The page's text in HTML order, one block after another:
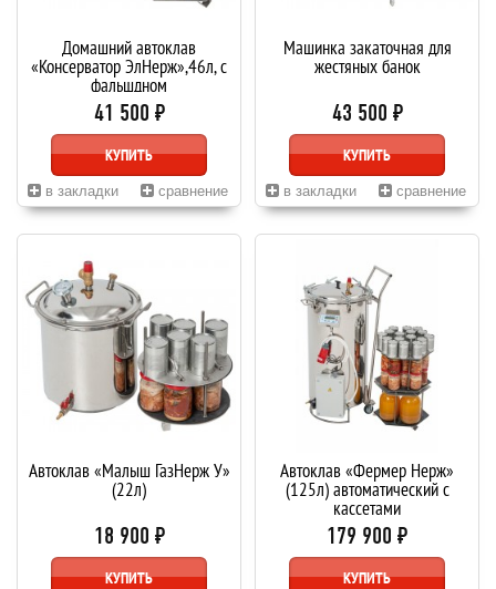
Домашний автоклав
«Консерватор ЭлНерж»,46л, с
фальшдном
41 500 ₽
КУПИТЬ
в закладки сравнение
Машинка закаточная для
жестяных банок
43 500 ₽
КУПИТЬ
в закладки сравнение
Автоклав «Малыш ГазНерж У»
(22л)
18 900 ₽
КУПИТЬ
Автоклав «Фермер Нерж»
(125л) автоматический с
кассетами
179 900 ₽
КУПИТЬ